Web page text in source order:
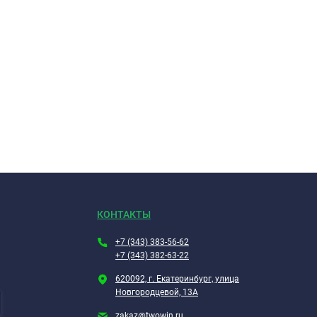
КОНТАКТЫ
+7 (343) 383-56-62
+7 (343) 382-63-22
620092, г. Екатеринбург, улица
Новгородцевой, 13А